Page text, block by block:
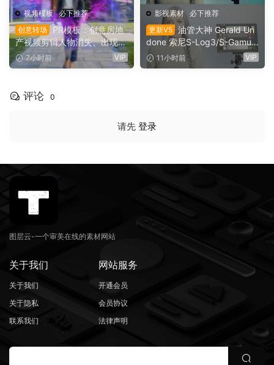
视频模板·必下推荐
创意转场
PR模板：创意房地
产视频剪辑人物消失、出现电
影转场过渡（16154）
7小时前 VIP
影视素材 · 必下推荐
更新V5 油管大神 Gerald Un
done 索尼S-Log3/S-Gamut
3.Cine素材色彩还原、监看L
UT调色预设 Gerald Undone
11小时前 VIP
评论 0
请先 登录
图层云-一个审美在线的素材网站
关于我们
关于我们
关于隐私
联系我们
网站服务
开通会员
会员协议
法律声明